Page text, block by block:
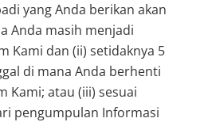
yang Anda berikan akan
Anda masih menjadi
Kami dan (ii) setidaknya 5
di mana Anda berhenti
Kami; atau (iii) sesuai
pengumpulan Informasi